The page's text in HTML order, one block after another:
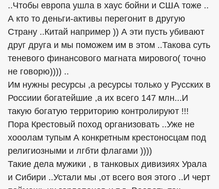
..Чтобы европа ушла в хаус бойни и США тоже ..
А кто то деньги-активы перегонит в другую
Страну ..Китай например )) А эти пусть убивают
друг друга и мы поможем им в этом ..Такова суть
теневого финансового магната мирового( точно
не говорю)))) ..
Им нужны ресурсы ,а ресурсы только у Русских в
Россиии богатейшие ,а их всего 147 млн...И
такую богатую территорию контролируют !!!
Пора Крестовый поход организовать ..Уже не
хооолам тупым А конкретным крестоносцам под
религиозными и лгбти флагами ))))
Такие дела мужики , в танковых дивизиях Урала
и Сибири ..Устали мы ,от всего воя этого ..И черт